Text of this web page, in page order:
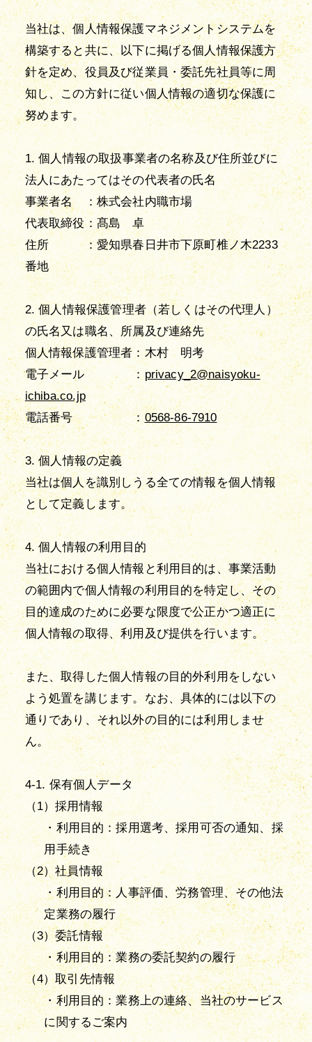
当社は、個人情報保護マネジメントシステムを
構築すると共に、以下に掲げる個人情報保護方
針を定め、役員及び従業員・委託先社員等に周
知し、この方針に従い個人情報の適切な保護に
努めます。
1. 個人情報の取扱事業者の名称及び住所並びに
法人にあたってはその代表者の氏名
事業者名 ：株式会社内職市場
代表取締役：髙島 卓
住所 ：愛知県春日井市下原町椎ノ木2233
番地
2. 個人情報保護管理者（若しくはその代理人）
の氏名又は職名、所属及び連絡先
個人情報保護管理者：木村 明考
電子メール ：privacy_2@naisyoku-
ichiba.co.jp
電話番号 ：0568-86-7910
3. 個人情報の定義
当社は個人を識別しうる全ての情報を個人情報
として定義します。
4. 個人情報の利用目的
当社における個人情報と利用目的は、事業活動
の範囲内で個人情報の利用目的を特定し、その
目的達成のために必要な限度で公正かつ適正に
個人情報の取得、利用及び提供を行います。
また、取得した個人情報の目的外利用をしない
よう処置を講じます。なお、具体的には以下の
通りであり、それ以外の目的には利用しませ
ん。
4-1. 保有個人データ
（1）採用情報
・利用目的：採用選考、採用可否の通知、採
用手続き
（2）社員情報
・利用目的：人事評価、労務管理、その他法
定業務の履行
（3）委託情報
・利用目的：業務の委託契約の履行
（4）取引先情報
・利用目的：業務上の連絡、当社のサービス
に関するご案内